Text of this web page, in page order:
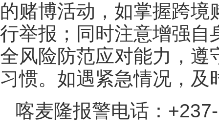
的赌博活动，如掌握跨
行举报；同时注意增强自
全风险防范应对能力，遵
习惯。如遇紧急情况，及
喀麦隆报警电话：